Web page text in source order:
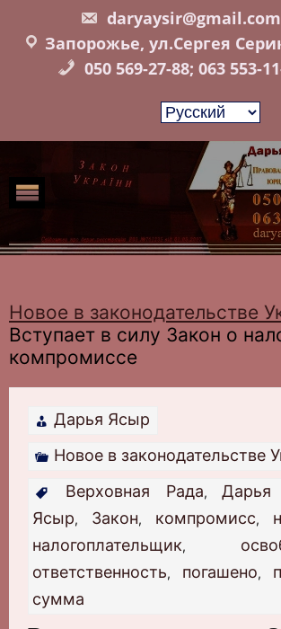
daryaysir@gmail.com
Запорожье, ул.Сергея
050 569-27-88; 063 553-
Новое в законодательстве
Вступает в силу Закон о
компромиссе
Дарья Ясыр
Новое в законодательстве
Верховная Рада,Дарья
Ясыр, Закон, компромисс,
налогоплательщик,
ответственность, погашено,
сумма